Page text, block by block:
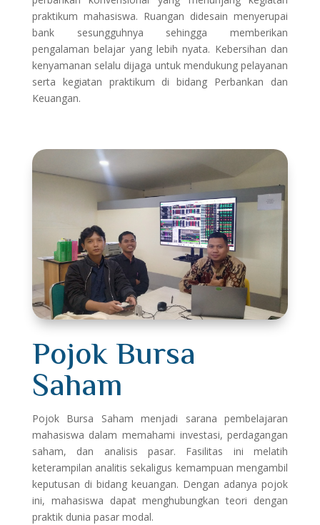
praktikum mahasiswa. Ruangan didesain menyerupai
bank sesungguhnya sehingga memberikan
pengalaman belajar yang lebih nyata. Kebersihan dan
kenyamanan selalu dijaga untuk mendukung pelayanan
serta kegiatan praktikum di bidang Perbankan dan
Keuangan.
Pojok Bursa
Saham
Pojok Bursa Saham menjadi sarana pembelajaran
mahasiswa dalam memahami investasi, perdagangan
saham, dan analisis pasar. Fasilitas ini melatih
keterampilan analitis sekaligus kemampuan mengambil
keputusan di bidang keuangan. Dengan adanya pojok
ini, mahasiswa dapat menghubungkan teori dengan
praktik dunia pasar modal.